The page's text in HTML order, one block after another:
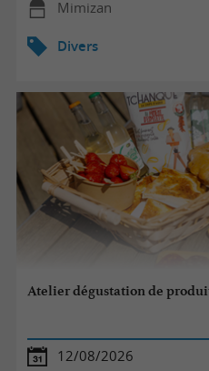
Mimizan
Divers
Atelier dégustation de
12/08/2026